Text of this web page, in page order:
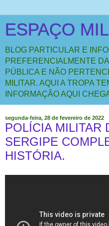
ESPAÇO
BLOG PARTICULAR E
PREFERENCIALMENTE
PÚBLICA E NÃO
MILITAR. AQUI A TROPA
INFORMAÇÃO AQUI
segunda-feira, 28 de fevereiro de 2022
POLÍCIA MILITAR
SERGIPE
HISTÓRIA.